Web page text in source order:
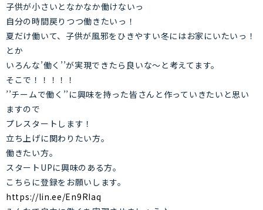
子供が小さいとなかなか働けないっ
自分の時間戻りつつ働きたいっ！
夏だけ働いて、子供が風邪をひきやすい冬にはお家にいたいっ！
とか
いろんな’働く’’が実現できたら良いな〜と考えてます。
そこで！！！！！
’’チームで働く’’に興味を持った皆さんと作っていきたいと思い
ますので
プレスタートします！
立ち上げに関わりたい方。
働きたい方。
スタートUPに興味のある方。
こちらに登録をお願いします。
https://lin.ee/En9RIaq